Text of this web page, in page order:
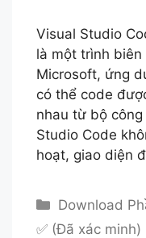
Visual Studio
là một trình
Microsoft, ứng
có thể code
nhau từ bộ
Studio Code
hoạt, giao diện
Danh
mục
Download
✅ (Đã xác minh)